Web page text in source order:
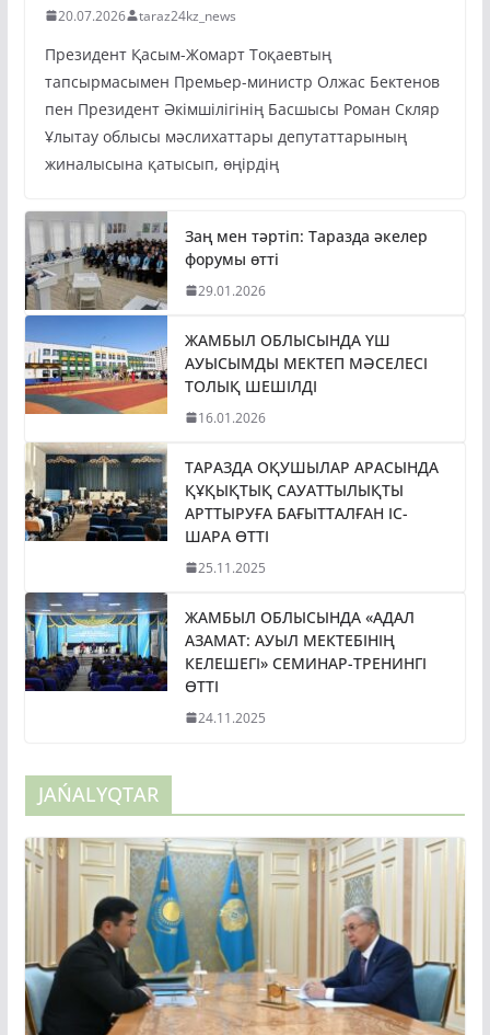
20.07.2026 taraz24kz_news
Президент Қасым-Жомарт Тоқаевтың
тапсырмасымен Премьер-министр Олжас Бектенов
пен Президент Әкімшілігінің Басшысы Роман Скляр
Ұлытау облысы мәслихаттары депутаттарының
жиналысына қатысып, өңірдің
Заң мен тәртіп: Таразда әкелер
форумы өтті
29.01.2026
ЖАМБЫЛ ОБЛЫСЫНДА ҮШ
АУЫСЫМДЫ МЕКТЕП МӘСЕЛЕСІ
ТОЛЫҚ ШЕШІЛДІ
16.01.2026
ТАРАЗДА ОҚУШЫЛАР АРАСЫНДА
ҚҰҚЫҚТЫҚ САУАТТЫЛЫҚТЫ
АРТТЫРУҒА БАҒЫТТАЛҒАН ІС-
ШАРА ӨТТІ
25.11.2025
ЖАМБЫЛ ОБЛЫСЫНДА «АДАЛ
АЗАМАТ: АУЫЛ МЕКТЕБІНІҢ
КЕЛЕШЕГІ» СЕМИНАР-ТРЕНИНГІ
ӨТТІ
24.11.2025
JAŃALYQTAR